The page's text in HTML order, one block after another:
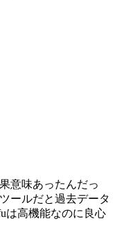
意味あったんだっ
ールだと過去データ
は高機能なのに良心